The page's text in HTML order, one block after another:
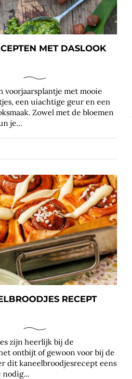
MET DASLOOK
voorjaarsplantje met mooie
een uiachtige geur en een
Zowel met de bloemen
je...
RECEPT
zijn heerlijk bij de
ontbijt of gewoon voor bij de
dit kaneelbroodjesrecept eens
nodig...